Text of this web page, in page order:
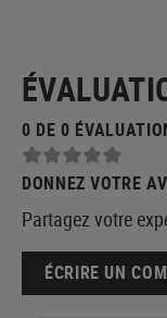
0 DE 0
DONNEZ VOTRE
Partagez votre
ÉCRIRE UN